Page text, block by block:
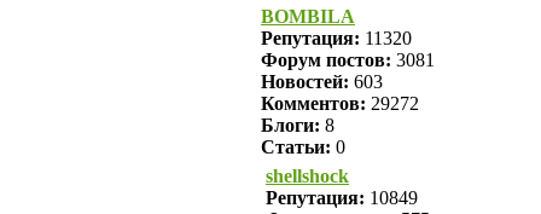
BOMBILA
Репутация: 11320
Форум постов: 3081
Новостей: 603
Комментов: 29272
Блоги: 8
Статьи: 0
shellshock
Репутация: 10849